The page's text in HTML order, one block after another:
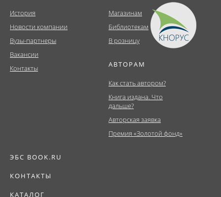
История
Новости компании
Вузы-партнеры
Вакансии
Контакты
Магазинам
Библиотекам
В розницу
АВТОРАМ
Как стать автором?
Книга издана. Что
дальше?
Авторская заявка
Премия «Золотой фонд»
ЭБС BOOK.RU
КОНТАКТЫ
КАТАЛОГ